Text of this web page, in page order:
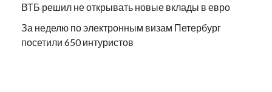
ВТБ решил не открывать новые вклады в евро
За неделю по электронным визам Петербург
посетили 650 интуристов